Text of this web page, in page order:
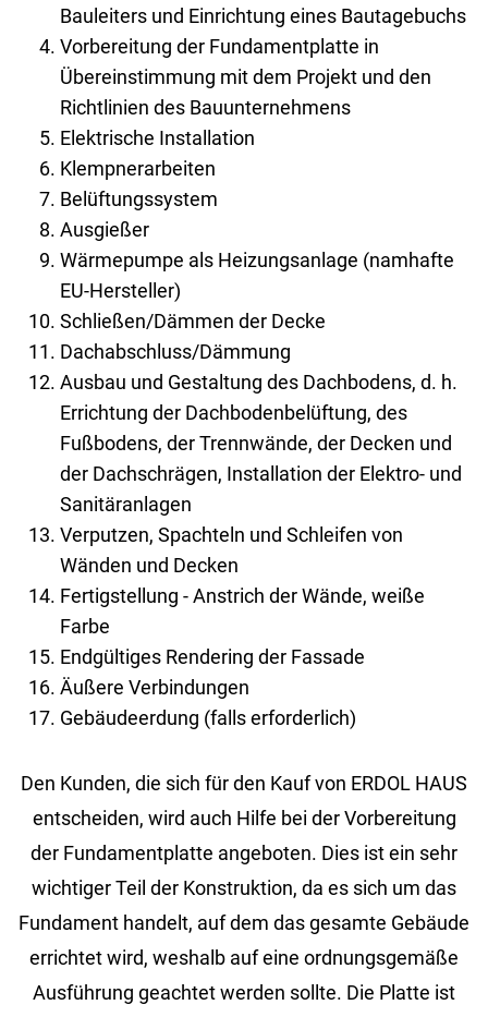
Bauleiters und Einrichtung eines Bautagebuchs
Vorbereitung der Fundamentplatte in
Übereinstimmung mit dem Projekt und den
Richtlinien des Bauunternehmens
Elektrische Installation
Klempnerarbeiten
Belüftungssystem
Ausgießer
Wärmepumpe als Heizungsanlage (namhafte
EU-Hersteller)
Schließen/Dämmen der Decke
Dachabschluss/Dämmung
Ausbau und Gestaltung des Dachbodens, d. h.
Errichtung der Dachbodenbelüftung, des
Fußbodens, der Trennwände, der Decken und
der Dachschrägen, Installation der Elektro- und
Sanitäranlagen
Verputzen, Spachteln und Schleifen von
Wänden und Decken
Fertigstellung - Anstrich der Wände, weiße
Farbe
Endgültiges Rendering der Fassade
Äußere Verbindungen
Gebäudeerdung (falls erforderlich)
Den Kunden, die sich für den Kauf von ERDOL HAUS
entscheiden, wird auch Hilfe bei der Vorbereitung
der Fundamentplatte angeboten. Dies ist ein sehr
wichtiger Teil der Konstruktion, da es sich um das
Fundament handelt, auf dem das gesamte Gebäude
errichtet wird, weshalb auf eine ordnungsgemäße
Ausführung geachtet werden sollte. Die Platte ist